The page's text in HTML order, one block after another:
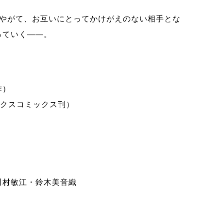
がて、お互いにとってかけがえのない相手とな
ていく――。
コミックス刊）
敏江・鈴木美音織